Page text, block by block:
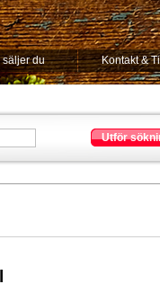
säljer du Kontakt &
Utför